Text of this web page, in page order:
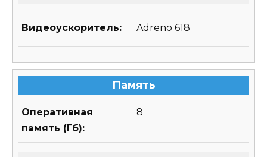
Видеоускоритель: Adreno 618
Память
Оперативная
память (Гб):
8